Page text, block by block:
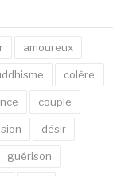
amoureux
colère
couple
désir
guérison